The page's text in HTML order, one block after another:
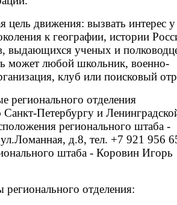
цель движения: вызвать интерес у
к географии, истории
выдающихся ученых и
может любой школьник, военно-
клуб или поисковый
регионального отделения
Петербургу и
регионального штаба -
д.8, тел. +7 921 956
штаба - Коровин Игорь
регионального отделения: